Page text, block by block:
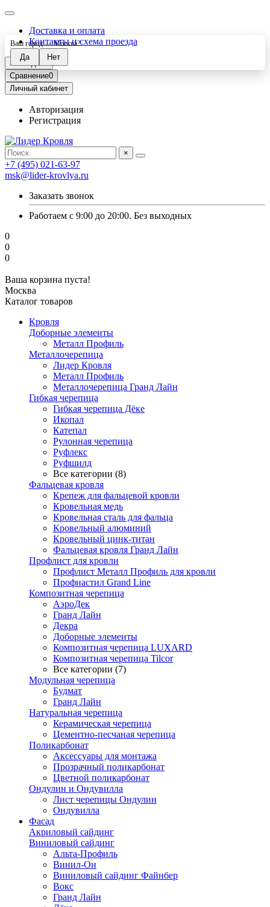
Доставка и оплата
Контакты и схема проезда
Закладки0
Сравнение0
Личный кабинет
Авторизация
Регистрация
×
+7 (495) 021-63-97
msk@lider-krovlya.ru
Заказать звонок
Работаем с 9:00 до 20:00. Без выходных
0
0
0
Ваша корзина пуста!
Москва
Ваш город —Москва?
Каталог товаров
Кровля
Доборные элементы
Металл Профиль
Металлочерепица
Лидер Кровля
Металл Профиль
Металлочерепица Гранд Лайн
Гибкая черепица
Гибкая черепица Дёке
Икопал
Катепал
Рулонная черепица
Руфлекс
Руфшилд
Все категории (8)
Фальцевая кровля
Крепеж для фальцевой кровли
Кровельная медь
Кровельная сталь для фальца
Кровельный алюминий
Кровельный цинк-титан
Фальцевая кровля Гранд Лайн
Профлист для кровли
Профлист Металл Профиль для кровли
Профнастил Grand Line
Композитная черепица
АэроДек
Гранд Лайн
Декра
Доборные элементы
Композитная черепица LUXARD
Композитная черепица Tilcor
Все категории (7)
Модульная черепица
Будмат
Гранд Лайн
Натуральная черепица
Керамическая черепица
Цементно-песчаная черепица
Поликарбонат
Аксессуары для монтажа
Прозрачный поликарбонат
Цветной поликарбонат
Ондулин и Ондувилла
Лист черепицы Ондулин
Ондувилла
Фасад
Акриловый сайдинг
Виниловый сайдинг
Альта-Профиль
Винил-Он
Виниловый сайдинг Файнбер
Вокс
Гранд Лайн